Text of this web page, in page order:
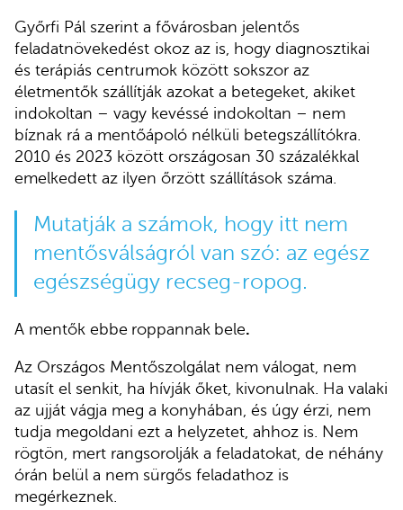
Győrfi Pál szerint a fővárosban jelentős
feladatnövekedést okoz az is, hogy diagnosztikai
és terápiás centrumok között sokszor az
életmentők szállítják azokat a betegeket, akiket
indokoltan – vagy kevéssé indokoltan – nem
bíznak rá a mentőápoló nélküli betegszállítókra.
2010 és 2023 között országosan 30 százalékkal
emelkedett az ilyen őrzött szállítások száma.
Mutatják a számok, hogy itt nem
mentősválságról van szó: az egész
egészségügy recseg-ropog.
A mentők ebbe roppannak bele.
Az Országos Mentőszolgálat nem válogat, nem
utasít el senkit, ha hívják őket, kivonulnak. Ha valaki
az ujját vágja meg a konyhában, és úgy érzi, nem
tudja megoldani ezt a helyzetet, ahhoz is. Nem
rögtön, mert rangsorolják a feladatokat, de néhány
órán belül a nem sürgős feladathoz is
megérkeznek.